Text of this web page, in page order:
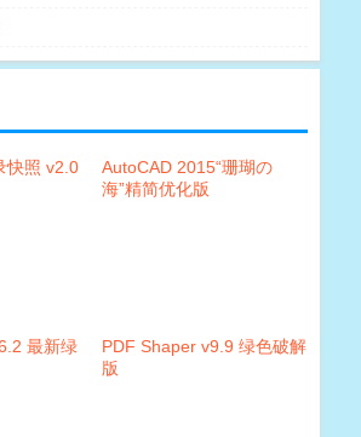
快照 v2.0
AutoCAD 2015“珊瑚の
海”精简优化版
最新绿
PDF Shaper v9.9 绿色破解
版